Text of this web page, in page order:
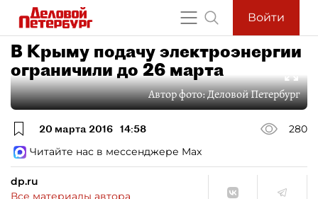
Войти
В Крыму подачу электроэнергии
ограничили до 26 марта
Автор фото:Деловой Петербург
20 марта 2016 14:58
280
Читайте нас в мессенджере Max
dp.ru
Все материалы автора